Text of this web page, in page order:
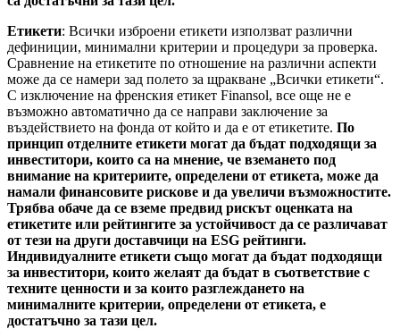
Етикети: Всички изброени етикети използват различни
дефиниции, минимални критерии и процедури за проверка.
Сравнение на етикетите по отношение на различни аспекти
може да се намери зад полето за щракване „Всички етикети“.
С изключение на френския етикет Finansol, все още не е
възможно автоматично да се направи заключение за
въздействието на фонда от който и да е от етикетите. По
принцип отделните етикети могат да бъдат подходящи за
инвеститори, които са на мнение, че вземането под
внимание на критериите, определени от етикета, може да
намали финансовите рискове и да увеличи възможностите.
Трябва обаче да се вземе предвид рискът оценката на
етикетите или рейтингите за устойчивост да се различават
от тези на други доставчици на ESG рейтинги.
Индивидуалните етикети също могат да бъдат подходящи
за инвеститори, които желаят да бъдат в съответствие с
техните ценности и за които разглеждането на
минималните критерии, определени от етикета, е
достатъчно за тази цел.